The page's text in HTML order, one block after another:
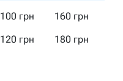
100 грн
160 грн
120 грн
180 грн